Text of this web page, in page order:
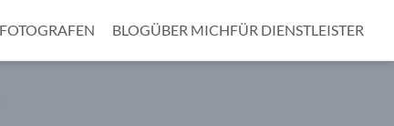
FOTOGRAFEN BLOGÜBER MICHFÜR DIENSTLEISTER